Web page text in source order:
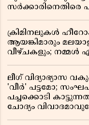
സർക്കാരിനെതിരെ
ക്രിമിനലുകൾ
ആയങ്കിമാരും
വീഴ്ചകളും; നമ്മൾ
ലീഗ് വിദ്യാഭ്യാസ
'വീർ' പട്ടമോ;
പച്ചക്കൊടി
ചോദ്യം